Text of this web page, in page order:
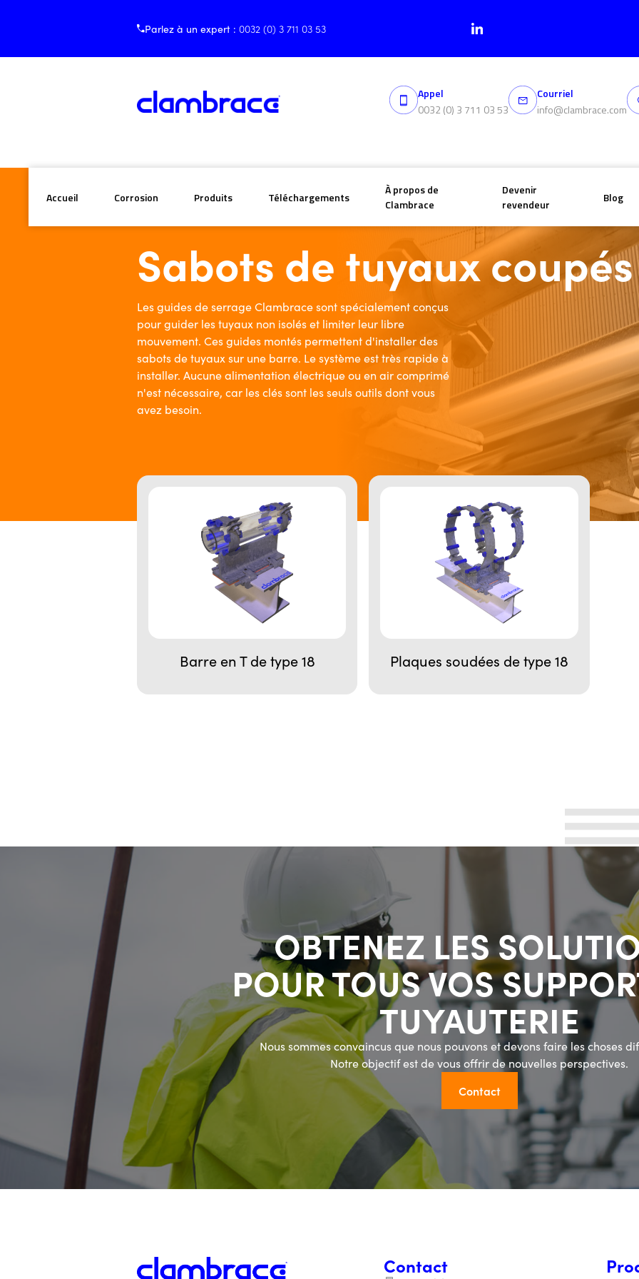
Parlez à un expert :0032 (0) 3 711 03 53
Appel
0032 (0) 3 711 03 53
Courriel
info@clambrace.com
Accueil Corrosion Produits Téléchargements
À propos de
Clambrace
Devenir
revendeur
Blog
Sabots de tuyaux coupés
Les guides de serrage Clambrace sont spécialement conçus
pour guider les tuyaux non isolés et limiter leur libre
mouvement. Ces guides montés permettent d'installer des
sabots de tuyaux sur une barre. Le système est très rapide à
installer. Aucune alimentation électrique ou en air comprimé
n'est nécessaire, car les clés sont les seuls outils dont vous
avez besoin.
Barre en T de type 18 Plaques soudées de type 18
OBTENEZ LES
POUR TOUS VOS
TUYAUTERIE
Nous sommes convaincus que nous pouvons et devons faire les choses
Notre objectif est de vous offrir de nouvelles perspectives.
Contact
Contact